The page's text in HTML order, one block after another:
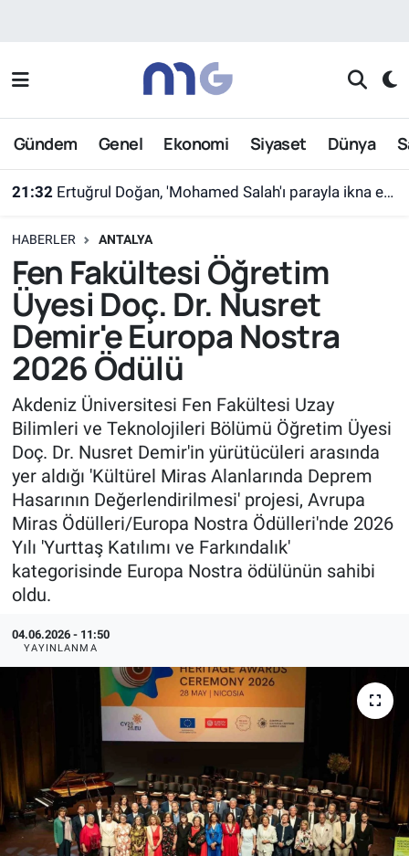
Gündem Genel Ekonomi Siyaset Dünya
21:32 Ertuğrul Doğan, 'Mohamed Salah'ı parayla ikna edemezsiniz'
HABERLER ANTALYA
Fen Fakültesi Öğretim
Üyesi Doç. Dr. Nusret
Demir'e Europa Nostra
2026 Ödülü
Akdeniz Üniversitesi Fen Fakültesi Uzay
Bilimleri ve Teknolojileri Bölümü Öğretim Üyesi
Doç. Dr. Nusret Demir'in yürütücüleri arasında
yer aldığı 'Kültürel Miras Alanlarında Deprem
Hasarının Değerlendirilmesi' projesi, Avrupa
Miras Ödülleri/Europa Nostra Ödülleri'nde 2026
Yılı 'Yurttaş Katılımı ve Farkındalık'
kategorisinde Europa Nostra ödülünün sahibi
oldu.
04.06.2026 - 11:50
YAYINLANMA
Nöbetçi Eczaneler
Hava Durumu
Süper Lig Puan Durumu ve Fikstür
Tüm Manşetler
Son Dakika Haberleri
Haber Arşivi